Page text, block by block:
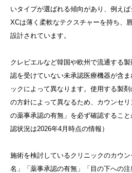
いタイプが選ばれる傾向があり、例え
XCは薄く柔軟なテクスチャーを持ち、
設計されています。
クレビエルなど韓国や欧州で流通する
認を受けていない未承認医療機器が含
ックによって異なります。使用する製
の方針によって異なるため、カウンセ
の薬事承認の有無」を必ず確認するこ
認状況は2026年4月時点の情報）
施術を検討しているクリニックのカウ
名」「薬事承認の有無」「目の下への